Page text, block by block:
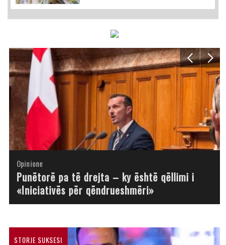
Opinione
Opinione
Punëtorë pa të drejta – ky është qëllimi i
«Iniciativës për qëndrueshmëri»
Opinione
Opinione
Opinione
Opinione
Opinione
Opinione
STORJE SUKSESI